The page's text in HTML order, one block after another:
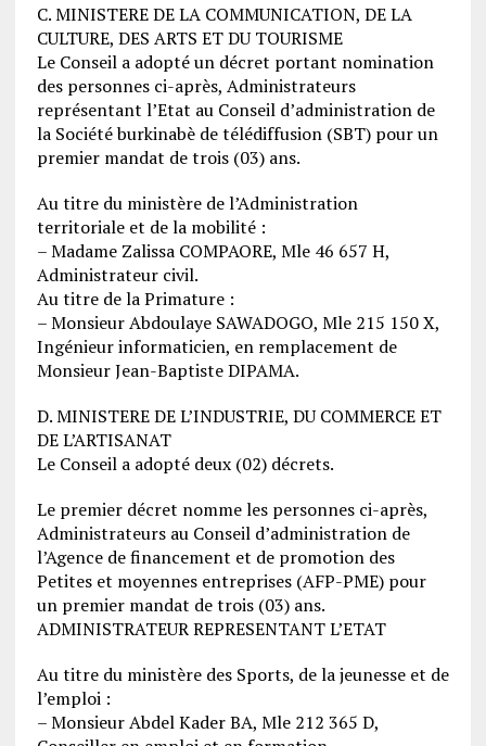
C. MINISTERE DE LA COMMUNICATION, DE LA
CULTURE, DES ARTS ET DU TOURISME
Le Conseil a adopté un décret portant nomination
des personnes ci-après, Administrateurs
représentant l’Etat au Conseil d’administration de
la Société burkinabè de télédiffusion (SBT) pour un
premier mandat de trois (03) ans.
Au titre du ministère de l’Administration
territoriale et de la mobilité :
– Madame Zalissa COMPAORE, Mle 46 657 H,
Administrateur civil.
Au titre de la Primature :
– Monsieur Abdoulaye SAWADOGO, Mle 215 150 X,
Ingénieur informaticien, en remplacement de
Monsieur Jean-Baptiste DIPAMA.
D. MINISTERE DE L’INDUSTRIE, DU COMMERCE ET
DE L’ARTISANAT
Le Conseil a adopté deux (02) décrets.
Le premier décret nomme les personnes ci-après,
Administrateurs au Conseil d’administration de
l’Agence de financement et de promotion des
Petites et moyennes entreprises (AFP-PME) pour
un premier mandat de trois (03) ans.
ADMINISTRATEUR REPRESENTANT L’ETAT
Au titre du ministère des Sports, de la jeunesse et de
l’emploi :
– Monsieur Abdel Kader BA, Mle 212 365 D,